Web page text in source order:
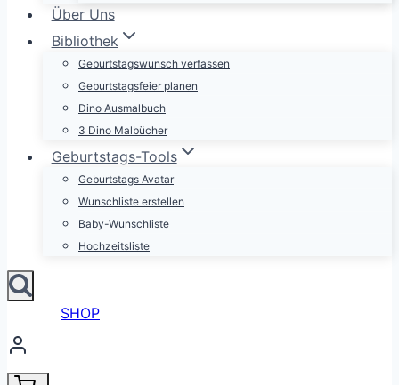
Über Uns
Bibliothek
Geburtstagswunsch verfassen
Geburtstagsfeier planen
Dino Ausmalbuch
3 Dino Malbücher
Geburtstags-Tools
Geburtstags Avatar
Wunschliste erstellen
Baby-Wunschliste
Hochzeitsliste
SHOP